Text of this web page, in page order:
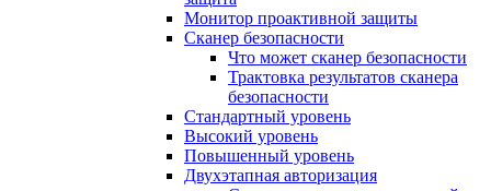
Монитор проактивной защиты
Сканер безопасности
Что может сканер безопасности
Трактовка результатов сканера
безопасности
Стандартный уровень
Высокий уровень
Повышенный уровень
Двухэтапная авторизация